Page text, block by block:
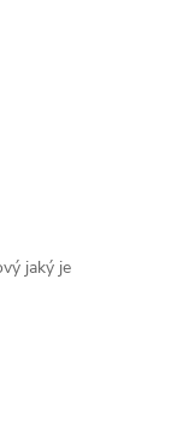
jaký je